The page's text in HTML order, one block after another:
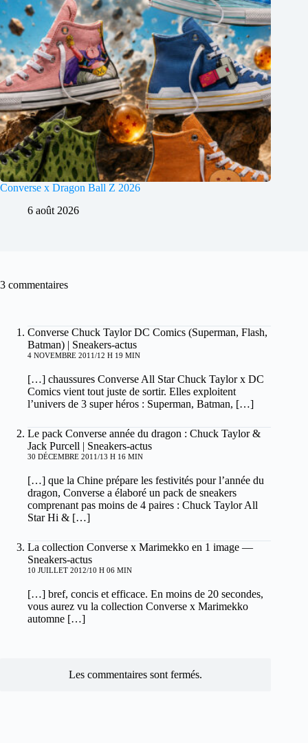
Converse x Dragon Ball Z 2026
6 août 2026
3 commentaires
Converse Chuck Taylor DC Comics (Superman, Flash,
Batman) | Sneakers-actus
4 NOVEMBRE 2011/12 H 19 MIN
[…] chaussures Converse All Star Chuck Taylor x DC
Comics vient tout juste de sortir. Elles exploitent
l’univers de 3 super héros : Superman, Batman, […]
Le pack Converse année du dragon : Chuck Taylor &
Jack Purcell | Sneakers-actus
30 DÉCEMBRE 2011/13 H 16 MIN
[…] que la Chine prépare les festivités pour l’année du
dragon, Converse a élaboré un pack de sneakers
comprenant pas moins de 4 paires : Chuck Taylor All
Star Hi & […]
La collection Converse x Marimekko en 1 image —
Sneakers-actus
10 JUILLET 2012/10 H 06 MIN
[…] bref, concis et efficace. En moins de 20 secondes,
vous aurez vu la collection Converse x Marimekko
automne […]
Les commentaires sont fermés.